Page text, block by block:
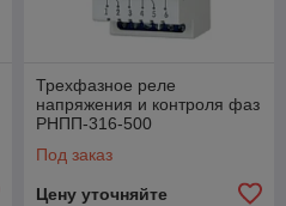
Трехфазное реле
напряжения и контроля фаз
РНПП-316-500
Под заказ
Цену уточняйте